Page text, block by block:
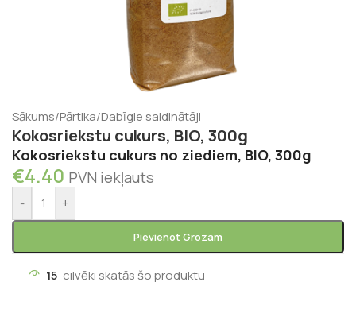
Sākums/Pārtika/Dabīgie saldinātāji
Kokosriekstu cukurs, BIO, 300g
Kokosriekstu cukurs no ziediem, BIO, 300g
€4.40 PVN iekļauts
- +
Pievienot Grozam
15 cilvēki skatās šo produktu